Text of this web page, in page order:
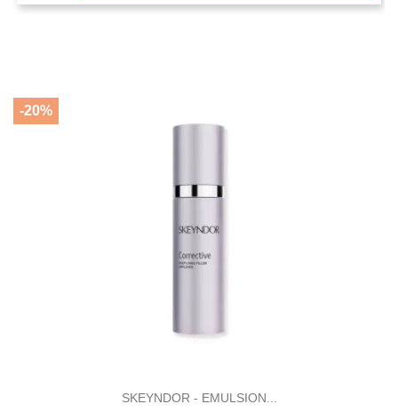
SKEYNDOR - EMULSION...
-20%